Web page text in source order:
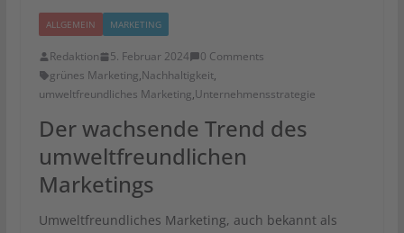
ALLGEMEIN MARKETING
Redaktion 5. Februar 2024
0 Comments
grünes Marketing,Nachhaltigkeit,
umweltfreundliches Marketing,Unternehmensstrategie
Der wachsende Trend des
umweltfreundlichen
Marketings
Umweltfreundliches Marketing, auch bekannt als